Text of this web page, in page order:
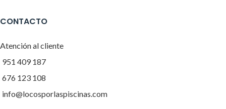
CONTACTO
Atención al cliente
951 409 187
676 123 108
info@locosporlaspiscinas.com